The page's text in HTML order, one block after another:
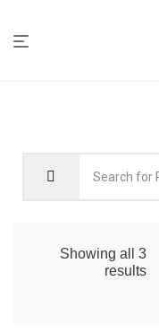
Showing all 3
results